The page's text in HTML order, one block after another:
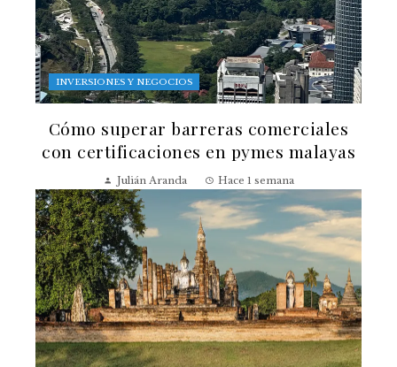
INVERSIONES Y NEGOCIOS
Cómo superar barreras comerciales
con certificaciones en pymes malayas
Julián Aranda Hace 1 semana